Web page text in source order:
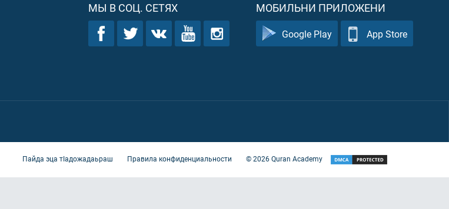
МЫ В СОЦ. СЕТЯХ МОБИЛЬНИ ПРИЛОЖЕНИ
Google Play App Store
Пайда эца тIадожадаьраш Правила конфиденциальности ©2026Quran Academy